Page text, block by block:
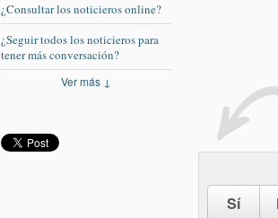
¿Consultar los noticieros online?
¿Seguir todos los noticieros para
tener más conversación?
Ver más ↓
Sí